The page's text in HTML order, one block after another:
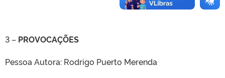
3 – PROVOCAÇÕES
Pessoa Autora: Rodrigo Puerto Merenda